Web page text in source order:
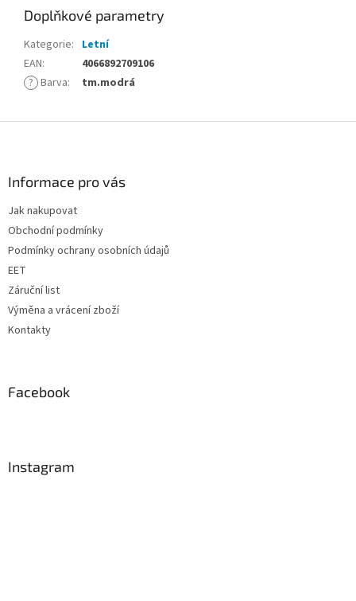
Doplňkové parametry
Kategorie: Letní
EAN:
4066892709106
? Barva: tm.modrá
Informace pro vás
Jak nakupovat
Obchodní podmínky
Podmínky ochrany osobních údajů
EET
Záruční list
Výměna a vrácení zboží
Kontakty
Facebook
Instagram